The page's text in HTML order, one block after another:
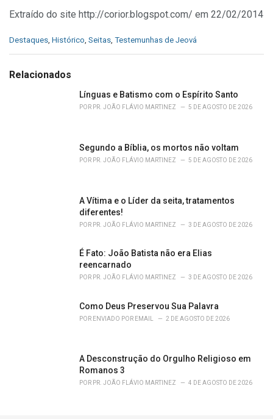
Extraído do site http://corior.blogspot.com/ em 22/02/2014
C
e
Destaques Histórico Seitas Testemunhas de Jeová
Relacionados
Línguas e Batismo com o Espírito Santo
POR PR. JOÃO FLÁVIO MARTINEZ 5 DE AGOSTO DE 2026
Segundo a Bíblia, os mortos não voltam
POR PR. JOÃO FLÁVIO MARTINEZ 5 DE AGOSTO DE 2026
A Vítima e o Líder da seita, tratamentos
diferentes!
POR PR. JOÃO FLÁVIO MARTINEZ 3 DE AGOSTO DE 2026
É Fato: João Batista não era Elias
reencarnado
POR PR. JOÃO FLÁVIO MARTINEZ 3 DE AGOSTO DE 2026
Como Deus Preservou Sua Palavra
POR ENVIADO POR EMAIL 2 DE AGOSTO DE 2026
A Desconstrução do Orgulho Religioso em
Romanos 3
POR PR. JOÃO FLÁVIO MARTINEZ 4 DE AGOSTO DE 2026